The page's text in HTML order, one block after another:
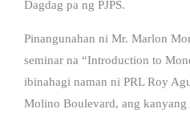
Dagdag pa ng PJPS.
Pinangunahan ni Mr. Marlon
seminar na “Introduction to
ibinahagi naman ni PRL Roy
Molino Boulevard, ang